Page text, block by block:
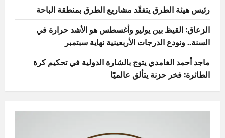
رئيس هيئة الطرق يتفقّد مشاريع الطرق بمنطقة الباحة
الزعاق: القيظ بين يوليو وأغسطس هو الأشد حرارة في
السنة.. ونودع الدرجات الأربعينية نهاية سبتمبر
ماجد أحمد الغامدي يتوج بالشارة الدولية في تحكيم كرة
الطائرة: فخر حزنة يتألق عالميًا